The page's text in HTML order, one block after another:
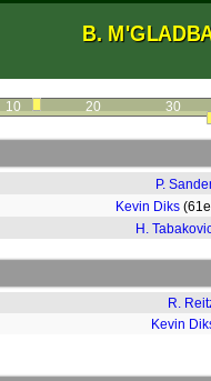
B.
10 20 30
P.
Kevin Diks
H.
R.
Kevin